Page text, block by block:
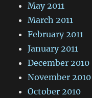
May 2011
March 2011
February 2011
January 2011
December 2010
November 2010
October 2010